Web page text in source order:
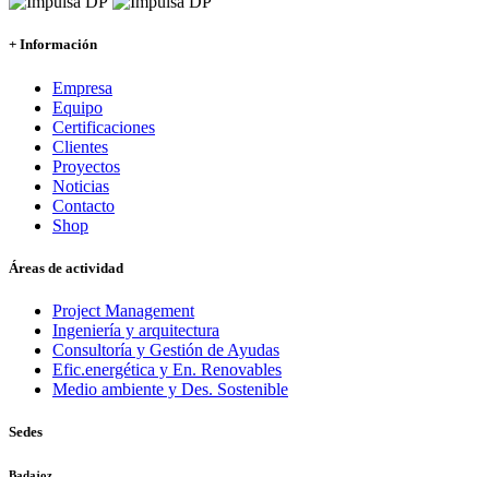
+ Información
Empresa
Equipo
Certificaciones
Clientes
Proyectos
Noticias
Contacto
Shop
Áreas de actividad
Project Management
Ingeniería y arquitectura
Consultoría y Gestión de Ayudas
Efic.energética y En. Renovables
Medio ambiente y Des. Sostenible
Sedes